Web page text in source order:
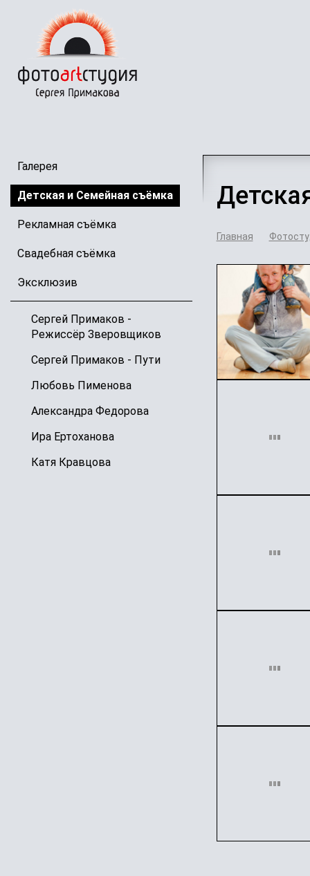
основному
содержанию
Галерея
Детская и Семейная съёмка
Рекламная съёмка
Свадебная съёмка
Эксклюзив
Сергей Примаков -
Режиссёр Зверовщиков
Сергей Примаков - Пути
Любовь Пименова
Александра Федорова
Ира Ертоханова
Катя Кравцова
Главная